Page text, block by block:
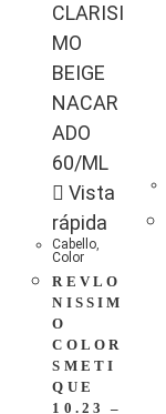
Vista
rápida
Cabello,
Color
REVLO
NISSIM
O
COLOR
SMETI
QUE
10.23 –